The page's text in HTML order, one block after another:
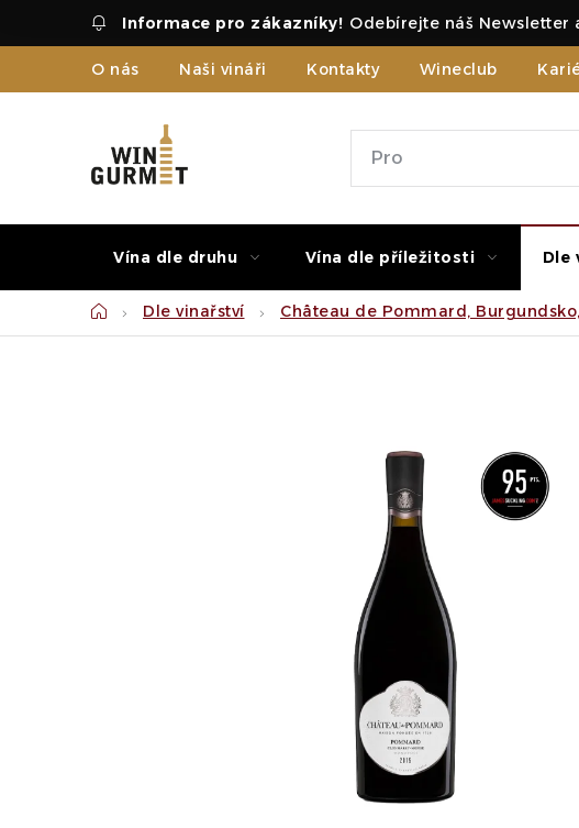
Odebírejte náš Newsletter
O nás Naši vináři Kontakty Wineclub
Vína dle druhu Vína dle příležitosti Dle
DomůDle vinařství Château de Pommard,